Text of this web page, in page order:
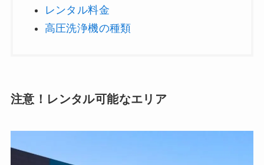
レンタル料金
高圧洗浄機の種類
注意！レンタル可能なエリア